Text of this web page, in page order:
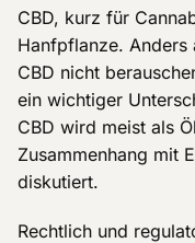
CBD, kurz für
Hanfpflanze. Anders
CBD nicht
ein wichtiger
CBD wird meist als
Zusammenhang mit
diskutiert.
Rechtlich und